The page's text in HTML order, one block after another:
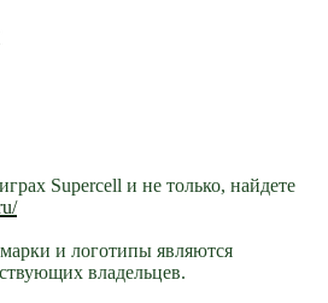
Supercell и не только, найдете
и логотипы являются
владельцев.